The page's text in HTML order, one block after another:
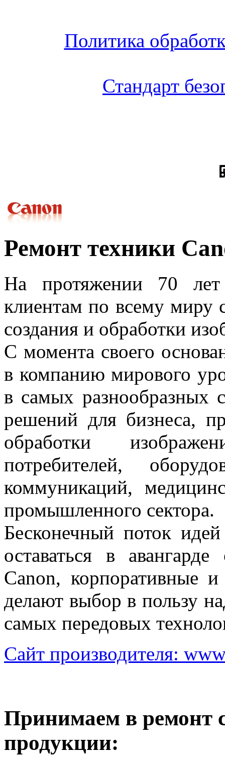
Политика
Стандарт
Ремонт техники
На протяжении 70 лет
клиентам по всему миру
создания и обработки
С момента своего
в компанию мирового
в самых разнообразных
решений для бизнеса,
обработки
потребителей,
коммуникаций,
промышленного сектора.
Бесконечный поток
оставаться в
Canon, корпоративные и
делают выбор в пользу
самых передовых
Сайт производителя:
Принимаем в ремонт
продукции: